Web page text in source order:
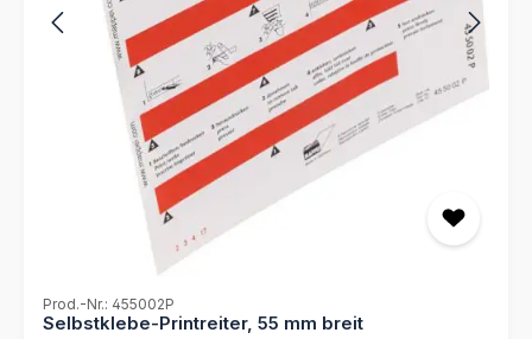
Prod.-Nr.: 455002P
Selbstklebe-Printreiter, 55 mm breit